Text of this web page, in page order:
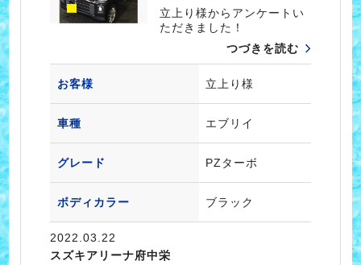
立上り様からアンケートい
ただきました！
つづきを読む
お客様 立上り様
車種 エブリイ
グレード PZターボ
ボディカラー ブラック
2022.03.22
スズキアリーナ府中栄